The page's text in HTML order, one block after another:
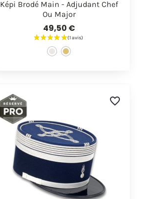
Képi Brodé Main - Adjudant Chef
Ou Major
49,50 €
favorite_border